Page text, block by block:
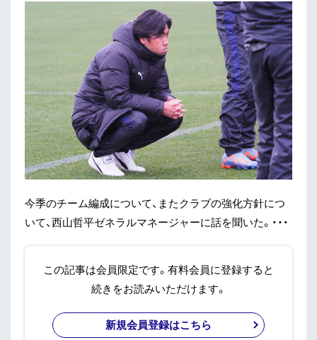
今季のチーム編成について、またクラブの強化方針につ
いて、西山哲平ゼネラルマネージャーに話を聞いた。・・・
この記事は会員限定です。有料会員に登録すると
続きをお読みいただけます。
新規会員登録はこちら